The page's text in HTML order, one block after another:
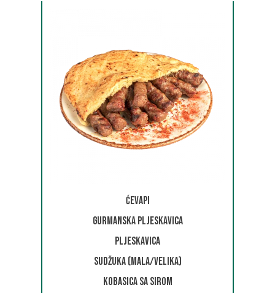
Ćevapi
Gurmanska pljeskavica
Pljeskavica
Sudžuka (mala/velika)
Kobasica sa sirom